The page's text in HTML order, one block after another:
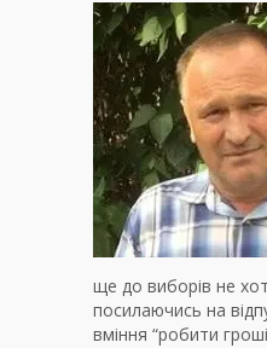
ще до виборів не
посилаючись на
вміння “робити